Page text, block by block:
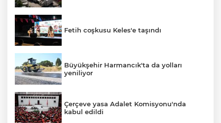
Fetih coşkusu Keles'e taşındı
Büyükşehir Harmancık'ta da yolları
yeniliyor
Çerçeve yasa Adalet Komisyonu'nda
kabul edildi